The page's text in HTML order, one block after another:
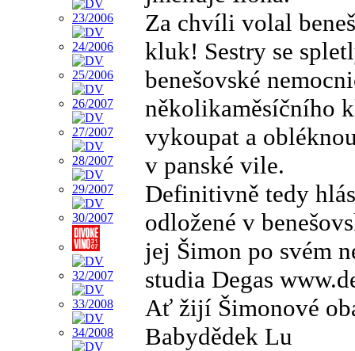
Za chvíli volal
kluk! Sestry se
benešovské
několikaměsíčního
vykoupat a
v panské vile.
Definitivně tedy
odložené v
jej Šimon po svém
studia Degas
Ať žijí Šimonové
Babydědek Lu